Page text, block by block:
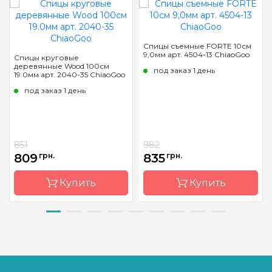
Спицы круговые
деревянные Wood 100см
19.0мм арт. 2040-35 ChiaoGoo
под заказ 1 день
851
809 грн.
Купить
Спицы съемные FORTE 10см
9,0мм арт. 4504-13 ChiaoGoo
под заказ 1 день
982
835 грн.
Купить